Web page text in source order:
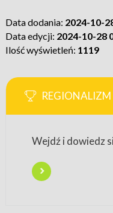
Data dodania: 2024-10-
Data edycji: 2024-10-28
Ilość wyświetleń: 1119
REGIONALIZM
Wejdź i dowiedz